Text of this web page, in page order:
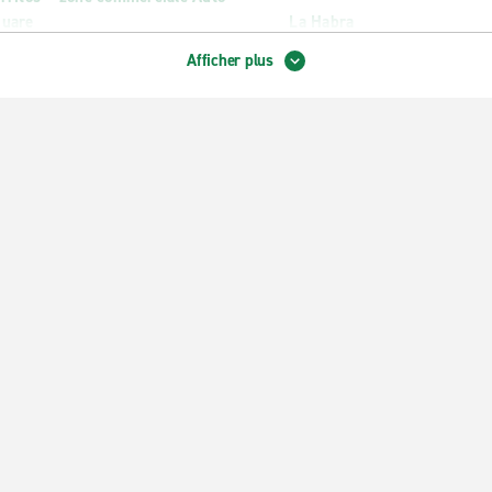
of Industry – Puente Hills
La Habra
La Puente
Afficher plus